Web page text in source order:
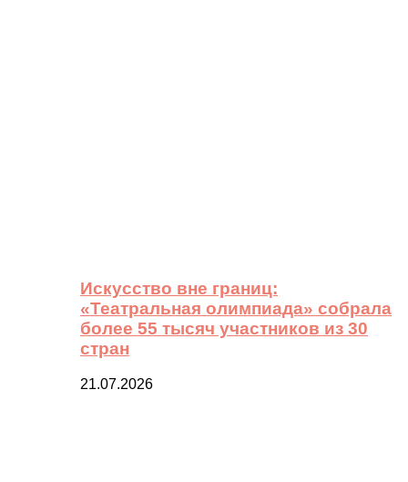
Искусство вне границ:
«Театральная олимпиада» собрала
более 55 тысяч участников из 30
стран
21.07.2026